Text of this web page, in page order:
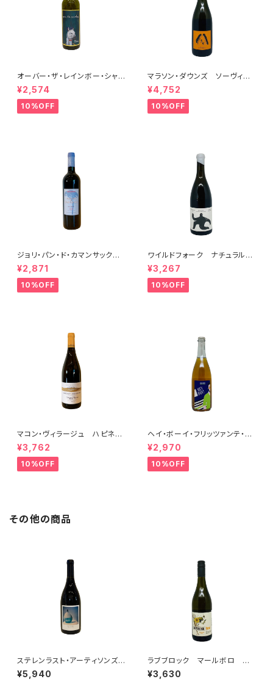
オーバー・ザ・レインボー・シャル
ドネ(午) 2025
¥2,574
10%OFF
マラソン・ダウンズ ソーヴィニ
ヨン・ブラン ペティアンナチュ
ール 2022
¥4,752
10%OFF
ジョリ・パン・ド・カマンサック 2
018
¥2,871
10%OFF
ワイルドフォーク ナチュラル
シャルドネ 2023
¥3,267
10%OFF
マコン・ヴィラージュ ハピネ
ス 2023 ブレノ・ベランジェ
¥3,762
10%OFF
ヘイ・ボーイ・フリッツァンテ・ビ
アンコ 2022 オールド・ボー
イ
¥2,970
10%OFF
その他の商品
ステレンラスト・アーティソンズ・
アフターエイト・シラー 2023
¥5,940
ラブブロック マールボロ ティ
ー ソーヴィニヨン・ブラン 20
23
¥3,630